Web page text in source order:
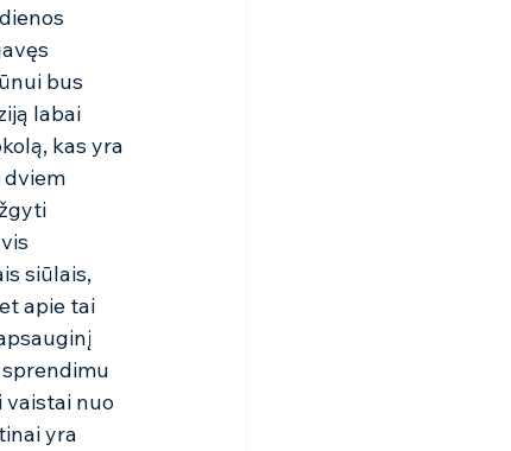
bus
labai
kas yra
dviem
siūlais,
apie tai
vaistai nuo
yra